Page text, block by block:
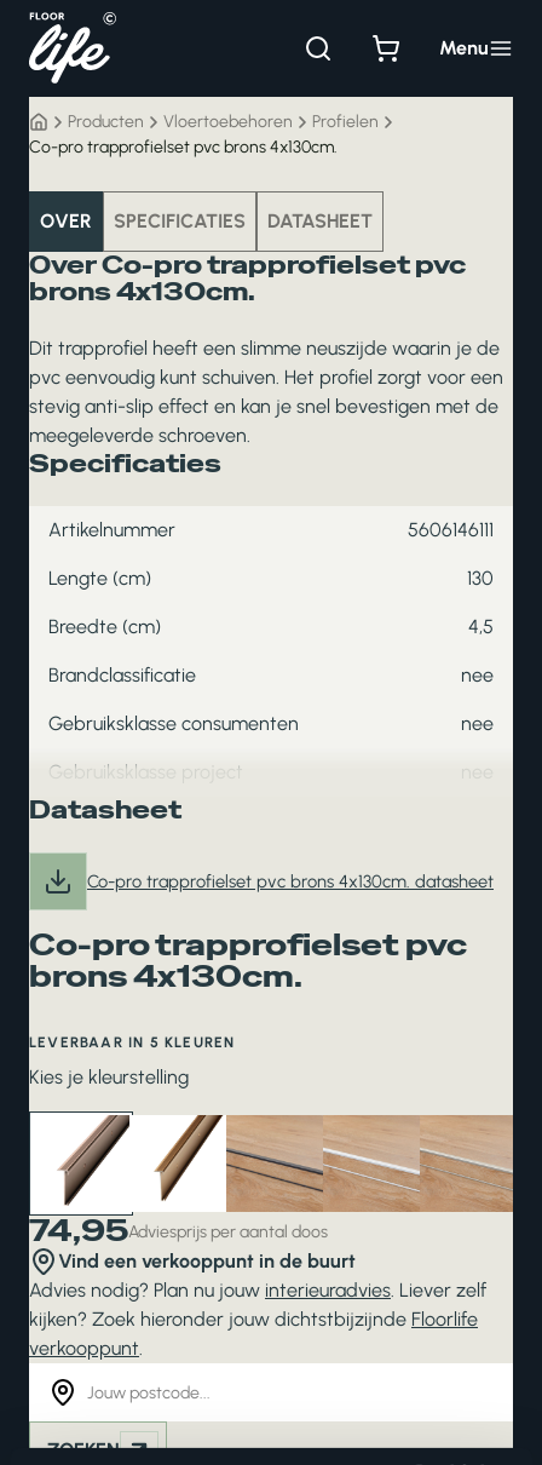
inhoud
Menu
Producten Vloertoebehoren
Profielen
Co-pro trapprofielset pvc brons 4x130cm.
vloertoebehoren
OVER SPECIFICATIES DATASHEET
Over Co-pro trapprofielset pvc
brons 4x130cm.
Dit trapprofiel heeft een slimme neuszijde waarin je de
pvc eenvoudig kunt schuiven. Het profiel zorgt voor een
stevig anti-slip effect en kan je snel bevestigen met de
meegeleverde schroeven.
Specificaties
Artikelnummer 5606146111
Lengte (cm) 130
Breedte (cm) 4,5
Brandclassificatie nee
Gebruiksklasse consumenten nee
Gebruiksklasse project nee
Datasheet
Co-pro trapprofielset pvc brons 4x130cm. datasheet
Co-pro trapprofielset pvc
brons 4x130cm.
LEVERBAAR IN 5 KLEUREN
Kies je kleurstelling
74,95Adviesprijs per aantal doos
Vind een verkooppunt in de buurt
Advies nodig? Plan nu jouw interieuradvies. Liever zelf
kijken? Zoek hieronder jouw dichtstbijzijnde Floorlife
verkooppunt.
ZOEKEN